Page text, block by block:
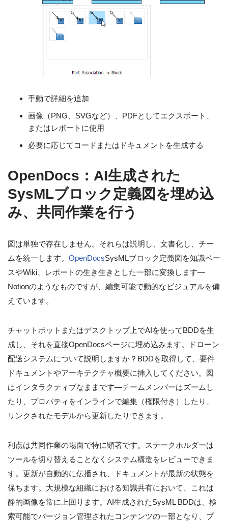
手動で詳細を追加
画像（PNG、SVGなど）、PDFとしてエクスポート、
またはレポートに使用
必要に応じてコードまたはドキュメントを生成する
OpenDocs：AI生成された
SysMLブロック定義図を埋め込
み、共同作業を行う
図は単独で存在しません。それらは説明し、文書化し、チー
ムを統一します。 OpenDocsSysMLブロック定義図を知識ベー
スやWiki、レポートの生き生きとした一部に変換します—
Notionのようなものですが、編集可能で動的なビジュアルを備
えています。
チャットボットまたはデスクトップ上でAIを使ってBDDを生
成し、それを直接OpenDocsページに埋め込みます。ドローン
配送システムについて説明しますか？BDDを取得して、要件
ドキュメントやアーキテクチャ概要に挿入してください。図
はインタラクティブなままです—チームメンバーはズームし
たり、プロパティをインラインで編集（権限付き）したり、
リンクされたモデルから更新したりできます。
利点は共同作業の場面で特に顕著です。ステークホルダーは
ツールを切り替えることなくシステム構造をレビューできま
す。更新が自動的に伝播され、ドキュメントが最新の状態を
保ちます。大規模な組織における知識共有において、これは
静的画像を常に上回ります。AI生成されたSysML BDDは、検
索可能でバージョン管理されたコンテンツの一部となり、プ